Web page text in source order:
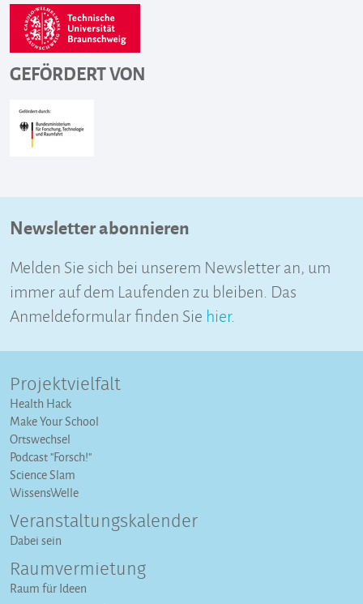
GEFÖRDERT VON
Newsletter abonnieren
Melden Sie sich bei unserem Newsletter an, um
immer auf dem Laufenden zu bleiben. Das
Anmeldeformular finden Sie hier.
Projektvielfalt
Health Hack
Make Your School
Ortswechsel
Podcast "Forsch!"
Science Slam
WissensWelle
Veranstaltungs­kalender
Dabei sein
Raumvermietung
Raum für Ideen